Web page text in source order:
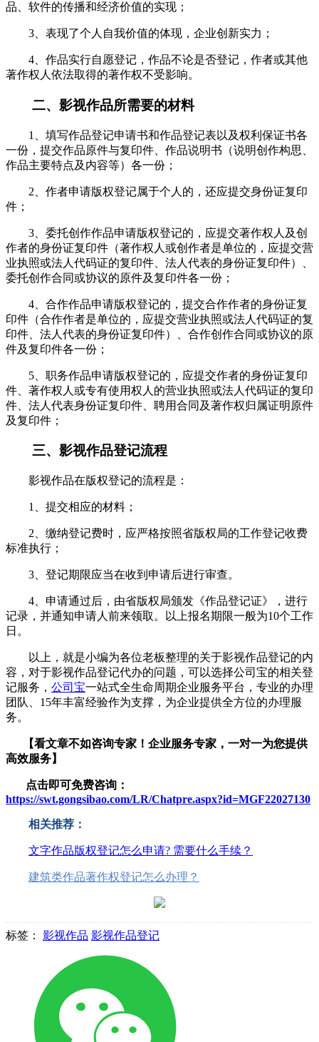
品、软件的传播和经济价值的实现；
3、表现了个人自我价值的体现，企业创新实力；
4、作品实行自愿登记，作品不论是否登记，作者或其他
著作权人依法取得的著作权不受影响。
二、影视作品所需要的材料
1、填写作品登记申请书和作品登记表以及权利保证书各
一份，提交作品原件与复印件、作品说明书（说明创作构思、
作品主要特点及内容等）各一份；
2、作者申请版权登记属于个人的，还应提交身份证复印
件；
3、委托创作作品申请版权登记的，应提交著作权人及创
作者的身份证复印件（著作权人或创作者是单位的，应提交营
业执照或法人代码证的复印件、法人代表的身份证复印件）、
委托创作合同或协议的原件及复印件各一份；
4、合作作品申请版权登记的，提交合作作者的身份证复
印件（合作作者是单位的，应提交营业执照或法人代码证的复
印件、法人代表的身份证复印件）、合作创作合同或协议的原
件及复印件各一份；
5、职务作品申请版权登记的，应提交作者的身份证复印
件、著作权人或专有使用权人的营业执照或法人代码证的复印
件、法人代表身份证复印件、聘用合同及著作权归属证明原件
及复印件；
三、影视作品登记流程
影视作品在版权登记的流程是：
1、提交相应的材料；
2、缴纳登记费时，应严格按照省版权局的工作登记收费
标准执行；
3、登记期限应当在收到申请后进行审查。
4、申请通过后，由省版权局颁发《作品登记证》，进行
记录，并通知申请人前来领取。以上报名期限一般为10个工作
日。
以上，就是小编为各位老板整理的关于影视作品登记的内
容，对于影视作品登记代办的问题，可以选择公司宝的相关登
记服务， 公司宝一站式全生命周期企业服务平台，专业的办理
团队、 15年丰富经验作为支撑，为企业提供全方位的办理服
务。
【看文章不如咨询专家！企业服务专家，一对一为您提供
高效服务】
点击即可免费咨询：
https://swt.gongsibao.com/LR/Chatpre.aspx?id=MGF22027130
相关推荐：
文字作品版权登记怎么申请? 需要什么手续？
建筑类作品著作权登记怎么办理？
标签： 影视作品 影视作品登记